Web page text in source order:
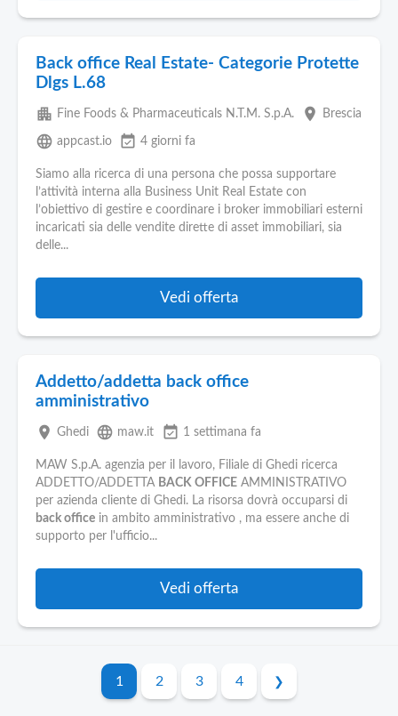
Back office Real Estate- Categorie Protette
Dlgs L.68
apartment Fine Foods & Pharmaceuticals N.T.M. S.p.A. place Brescia
language appcast.io event_available 4 giorni fa
Siamo alla ricerca di una persona che possa supportare
l’attività interna alla Business Unit Real Estate con
l’obiettivo di gestire e coordinare i broker immobiliari esterni
incaricati sia delle vendite dirette di asset immobiliari, sia
delle...
Vedi offerta
Addetto/addetta back office
amministrativo
place Ghedi language maw.it event_available 1 settimana fa
MAW S.p.A. agenzia per il lavoro, Filiale di Ghedi ricerca
ADDETTO/ADDETTA BACK OFFICE AMMINISTRATIVO
per azienda cliente di Ghedi. La risorsa dovrà occuparsi di
back office in ambito amministrativo , ma essere anche di
supporto per l'ufficio...
Vedi offerta
1 2 3 4